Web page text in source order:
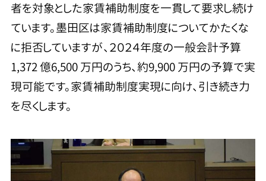
者を対象とした家賃補助制度を一貫して要求し続け
ています。墨田区は家賃補助制度についてかたくな
に拒否していますが、２０２４年度の一般会計予算
1,372 億6,500 万円のうち、約9,900 万円の予算で実
現可能です。家賃補助制度実現に向け、引き続き力
を尽くします。